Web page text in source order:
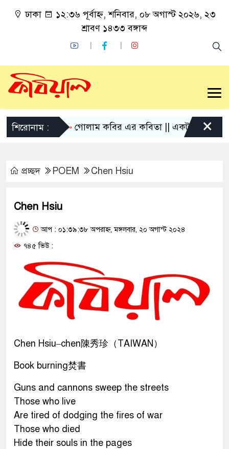
ঢাকা
১২:৩৬ পূর্বাহ্ন, শনিবার, ০৮ অগাস্ট ২০২৬, ২৩
শ্রাবণ ১৪৩৩ বঙ্গাব্দ
শিরোনাম : গোলাম কবির এর কবিতা || একটা কাঙ্ক্ষিত×
প্রচ্ছদ POEM Chen Hsiu
Chen Hsiu
আপ : ০১:৩৯:৩৮ অপরাহ্ন, মঙ্গলবার, ২০ অগাস্ট ২০২৪
৭৪৫ ভিউ :
Chen Hsiu–chen陳秀珍（TAIWAN）
Book burning焚書
Guns and cannons sweep the streets
Those who live
Are tired of dodging the fires of war
Those who died
Hide their souls in the pages